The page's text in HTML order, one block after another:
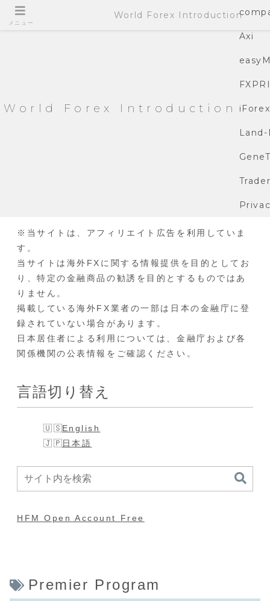
World Forex Introduction
Axi
iForex
Land-
※当サイトは、アフィリエイト広告を利用していま
す。
当サイトは海外FXに関する情報提供を目的としてお
り、特定の金融商品の勧誘を目的とするものではあ
りません。
掲載している海外FX業者の一部は日本の金融庁に登
録されていない場合があります。
日本居住者による利用については、金融庁および各
関係機関の公表情報をご確認ください。
言語切り替え
English
日本語
HFM Open Account Free
Premier Program
メニュー
World Forex Introduction